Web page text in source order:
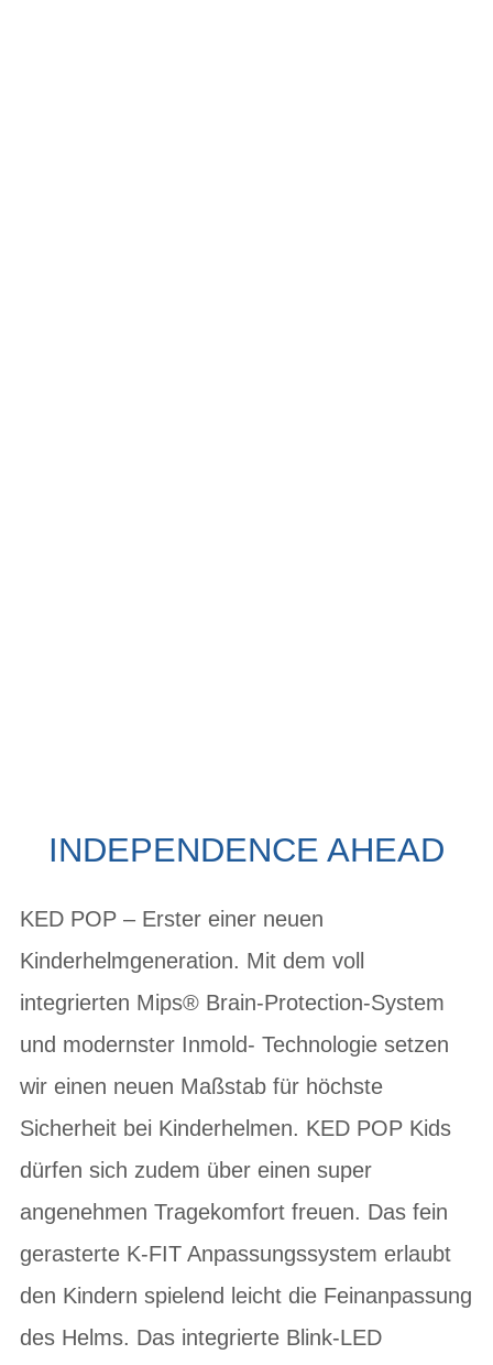
INDEPENDENCE AHEAD
KED POP – Erster einer neuen
Kinderhelmgeneration. Mit dem voll
integrierten Mips® Brain-Protection-System
und modernster Inmold- Technologie setzen
wir einen neuen Maßstab für höchste
Sicherheit bei Kinderhelmen. KED POP Kids
dürfen sich zudem über einen super
angenehmen Tragekomfort freuen. Das fein
gerasterte K-FIT Anpassungssystem erlaubt
den Kindern spielend leicht die Feinanpassung
des Helms. Das integrierte Blink-LED